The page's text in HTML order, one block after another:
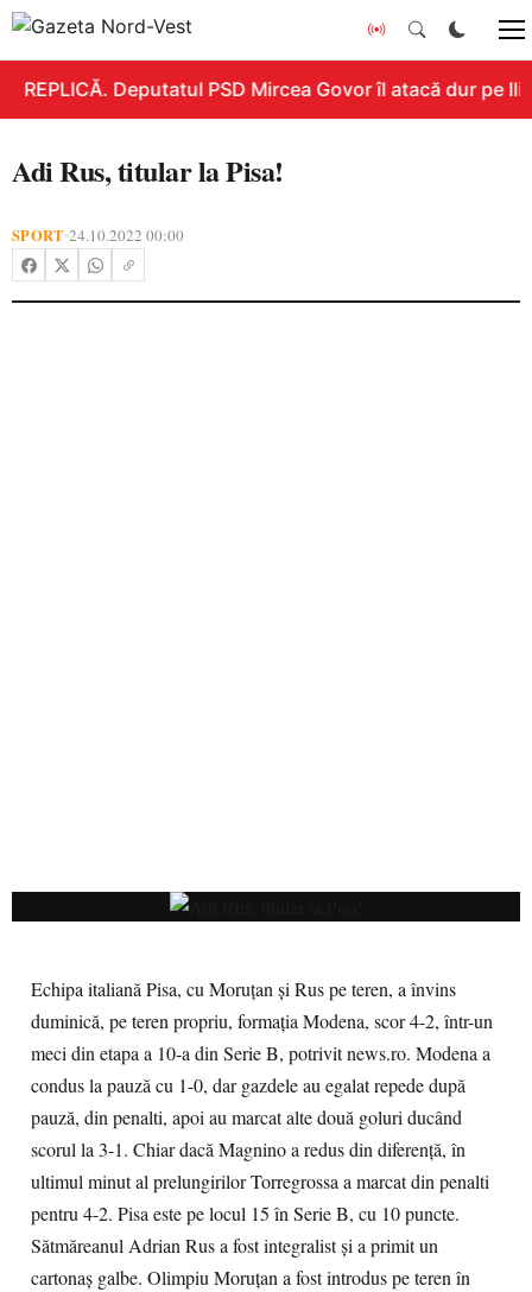
REPLICĂ. Deputatul PSD Mircea Govor îl atacă dur pe
Adi Rus, titular la Pisa!
SPORT•24.10.2022 00:00
Echipa italiană Pisa, cu Moruţan şi Rus pe teren, a învins
duminică, pe teren propriu, formaţia Modena, scor 4-2, într-un
meci din etapa a 10-a din Serie B, potrivit news.ro. Modena a
condus la pauză cu 1-0, dar gazdele au egalat repede după
pauză, din penalti, apoi au marcat alte două goluri ducând
scorul la 3-1. Chiar dacă Magnino a redus din diferenţă, în
ultimul minut al prelungirilor Torregrossa a marcat din penalti
pentru 4-2. Pisa este pe locul 15 în Serie B, cu 10 puncte.
Sătmăreanul Adrian Rus a fost integralist şi a primit un
cartonaş galbe. Olimpiu Moruţan a fost introdus pe teren în